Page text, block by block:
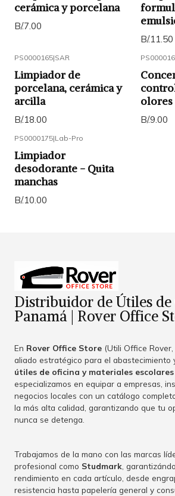
cerámica y porcelana
B/.7.00
B/.11.50
PS0000165|SAR
Limpiador de
porcelana, cerámica y
arcilla
B/.18.00
olores
B/.9.00
PS0000175|Lab-Pro
Limpiador
desodorante - Quita
manchas
B/.10.00
Distribuidor de Útiles
Panamá | Rover Office
En Rover Office Store (Utili Office
aliado estratégico para el abastecimiento
útiles de oficina y materiales
especializamos en equipar a empresas,
negocios locales con un catálogo
la más alta calidad, garantizando que tu
nunca se detenga.
Trabajamos de la mano con las marcas
profesional como Studmark,
rendimiento en cada artículo, desde
resistencia hasta papelería general y